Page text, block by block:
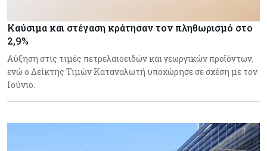
Καύσιμα και στέγαση κράτησαν τον πληθωρισμό στο
2,9%
Αύξηση στις τιμές πετρελαιοειδών και γεωργικών προϊόντων,
ενώ ο Δείκτης Τιμών Καταναλωτή υποχώρησε σε σχέση με τον
Ιούνιο.